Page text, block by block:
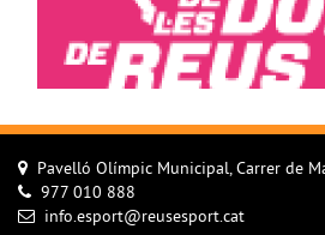
Pavelló Olímpic Municipal, Carrer de
977 010 888
info.esport@reusesport.cat